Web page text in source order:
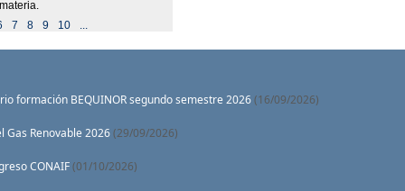
7 8 9 10 ...
formación BEQUINOR segundo semestre 2026(16/09/2026)
Gas Renovable 2026(29/09/2026)
CONAIF(01/10/2026)